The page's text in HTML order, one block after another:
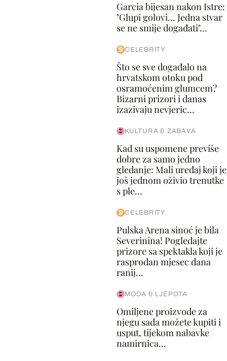
Garcia bijesan nakon Istre:
"Glupi golovi... Jedna stvar
se ne smije događati"...
CELEBRITY
Što se sve događalo na
hrvatskom otoku pod
osramoćenim glumcem?
Bizarni prizori i danas
izazivaju nevjeric...
KULTURA & ZABAVA
Kad su uspomene previše
dobre za samo jedno
gledanje: Mali uređaj koji je
još jednom oživio trenutke
s ple...
CELEBRITY
Pulska Arena sinoć je bila
Severinina! Pogledajte
prizore sa spektakla koji je
rasprodan mjesec dana
ranij...
MODA & LJEPOTA
Omiljene proizvode za
njegu sada možete kupiti i
usput, tijekom nabavke
namirnica...